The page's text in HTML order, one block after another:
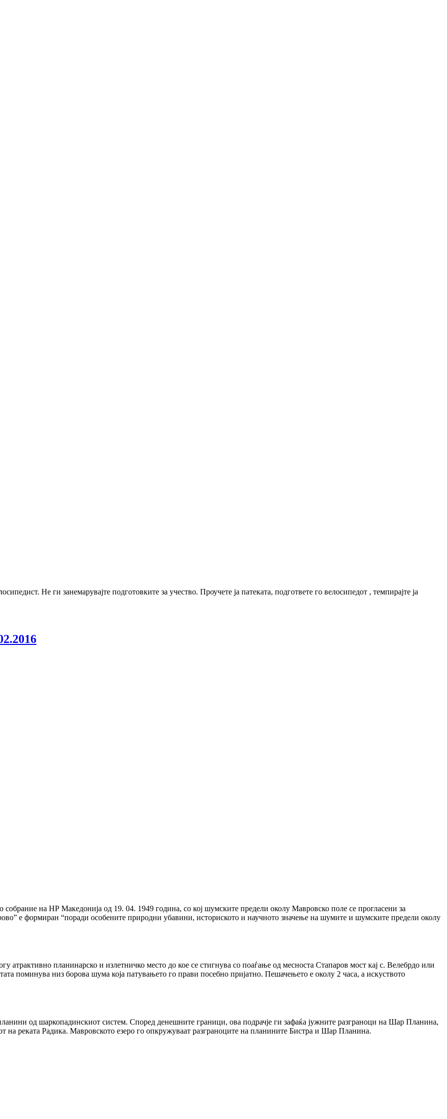
Не ги занемарувајте подготовките за учество. Проучете ја патеката, подгответе го велосипедот , темпирајте ја
на НР Македонија од 19. 04. 1949 година, со кој шумските предели околу Мавровско поле се прогласени за
е формиран “поради особените природни убавини, историското и научното значење на шумите и шумските предели околу
атрактивно планинарско и излетничко место до кое се стигнува со поаѓање од месноста Стапаров мост кај с. Велебрдо или
поминува низ борова шума која патувањето го прави посебно пријатно. Пешачењето е околу 2 часа, а искуството
од шаркопадинскиот систем. Според денешните граници, ова подрачје ги зафаќа јужните разграноци на Шар Планина,
на реката Радика. Мавровското езеро го опкружуваат разграноците на планините Бистра и Шар Планина.